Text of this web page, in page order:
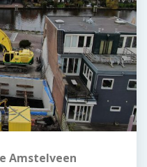
Amstelveen